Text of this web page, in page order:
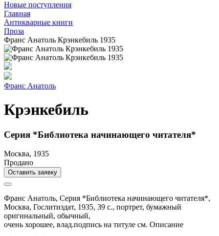
Новые поступления
Главная
Антикварные книги
Проза
Франс Анатоль Крэнкебиль 1935
Франс Анатоль
Крэнкебиль
Серия *Библиотека начинающего читателя*
Москва, 1935
Продано
Оставить заявку
Франс Анатоль, Серия *Библиотека начинающего читателя*,
Москва, Гослитиздат, 1935, 39 с., портрет, бумажный
оригинальный, обычный,
очень хорошее, влад.подпись на титуле см. Описание